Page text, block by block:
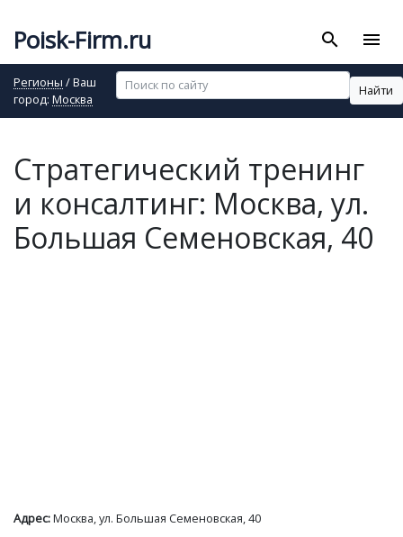
Poisk-Firm.ru search menu
Регионы / Ваш
город: Москва
Найти
Стратегический тренинг
и консалтинг: Москва, ул.
Большая Семеновская, 40
Адрес:Москва, ул. Большая Семеновская, 40